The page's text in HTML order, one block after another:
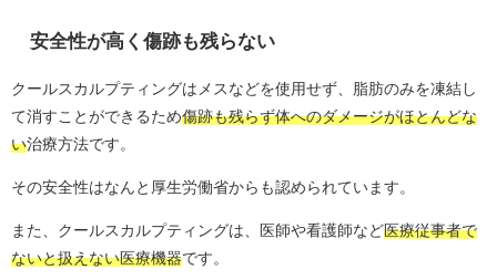
安全性が高く傷跡も残らない
クールスカルプティングはメスなどを使用せず、脂肪のみを凍結し
て消すことができるため傷跡も残らず体へのダメージがほとんどな
い治療方法です。
その安全性はなんと厚生労働省からも認められています。
また、クールスカルプティングは、医師や看護師など医療従事者で
ないと扱えない医療機器です。